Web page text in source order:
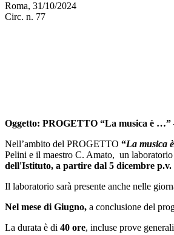
Roma, 31/10/2024
Circ. n. 77
Oggetto: PROGETTO “La musica è …”
Nell’ambito del PROGETTO “La musica è
Pelini e il maestro C. Amato, un
dell'Istituto, a partire dal 5 dicembre p.v.
Il laboratorio sarà presente anche nelle
Nel mese di Giugno, a conclusione del
La durata è di 40 ore, incluse prove